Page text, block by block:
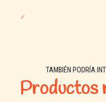
TAMBIÉN PODRÍA
Productos